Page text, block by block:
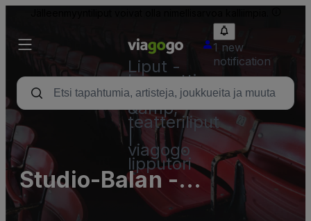
Liput -
konsertti,
urheilu
&amp;
teatteriliput
viagogo
lipputori
1 new
notification
Studio-Balan -
Eventlocation München